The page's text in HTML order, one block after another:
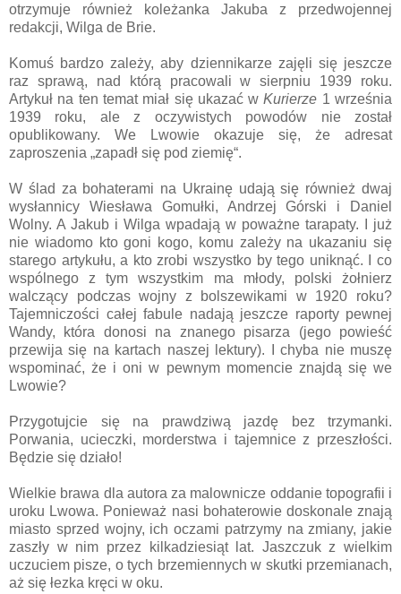
otrzymuje również koleżanka Jakuba z przedwojennej
redakcji, Wilga de Brie.
Komuś bardzo zależy, aby dziennikarze zajęli się jeszcze
raz sprawą, nad którą pracowali w sierpniu 1939 roku.
Artykuł na ten temat miał się ukazać wKurierze 1 września
1939 roku, ale z oczywistych powodów nie został
opublikowany. We Lwowie okazuje się, że adresat
zaproszenia „zapadł się pod ziemię“.
W ślad za bohaterami na Ukrainę udają się również dwaj
wysłannicy Wiesława Gomułki, Andrzej Górski i Daniel
Wolny. A Jakub i Wilga wpadają w poważne tarapaty. I już
nie wiadomo kto goni kogo, komu zależy na ukazaniu się
starego artykułu, a kto zrobi wszystko by tego uniknąć. I co
wspólnego z tym wszystkim ma młody, polski żołnierz
walczący podczas wojny z bolszewikami w 1920 roku?
Tajemniczości całej fabule nadają jeszcze raporty pewnej
Wandy, która donosi na znanego pisarza (jego powieść
przewija się na kartach naszej lektury). I chyba nie muszę
wspominać, że i oni w pewnym momencie znajdą się we
Lwowie?
Przygotujcie się na prawdziwą jazdę bez trzymanki.
Porwania, ucieczki, morderstwa i tajemnice z przeszłości.
Będzie się działo!
Wielkie brawa dla autora za malownicze oddanie topografii i
uroku Lwowa. Ponieważ nasi bohaterowie doskonale znają
miasto sprzed wojny, ich oczami patrzymy na zmiany, jakie
zaszły w nim przez kilkadziesiąt lat. Jaszczuk z wielkim
uczuciem pisze, o tych brzemiennych w skutki przemianach,
aż się łezka kręci w oku.